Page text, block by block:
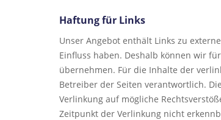
Haftung für Links
Unser Angebot enthält Links zu
Einfluss haben. Deshalb können wir
übernehmen. Für die Inhalte der
Betreiber der Seiten verantwortlich.
Verlinkung auf mögliche
Zeitpunkt der Verlinkung nicht